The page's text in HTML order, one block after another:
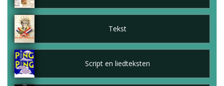
Tekst
Script en liedteksten